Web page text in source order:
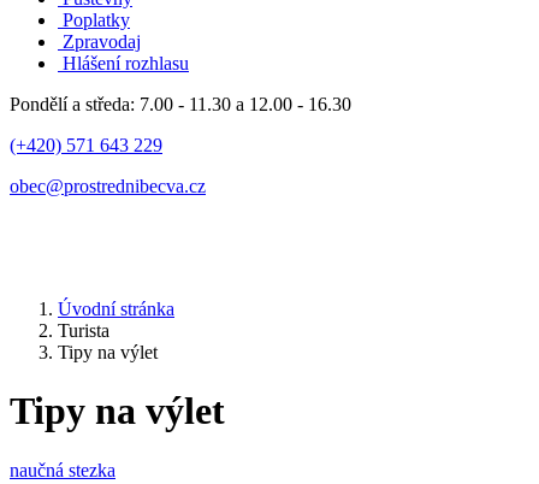
Poplatky
Zpravodaj
Hlášení rozhlasu
Pondělí a středa: 7.00 - 11.30 a 12.00 - 16.30
(+420) 571 643 229
obec@prostrednibecva.cz
Úvodní stránka
Turista
Tipy na výlet
Tipy na výlet
naučná stezka